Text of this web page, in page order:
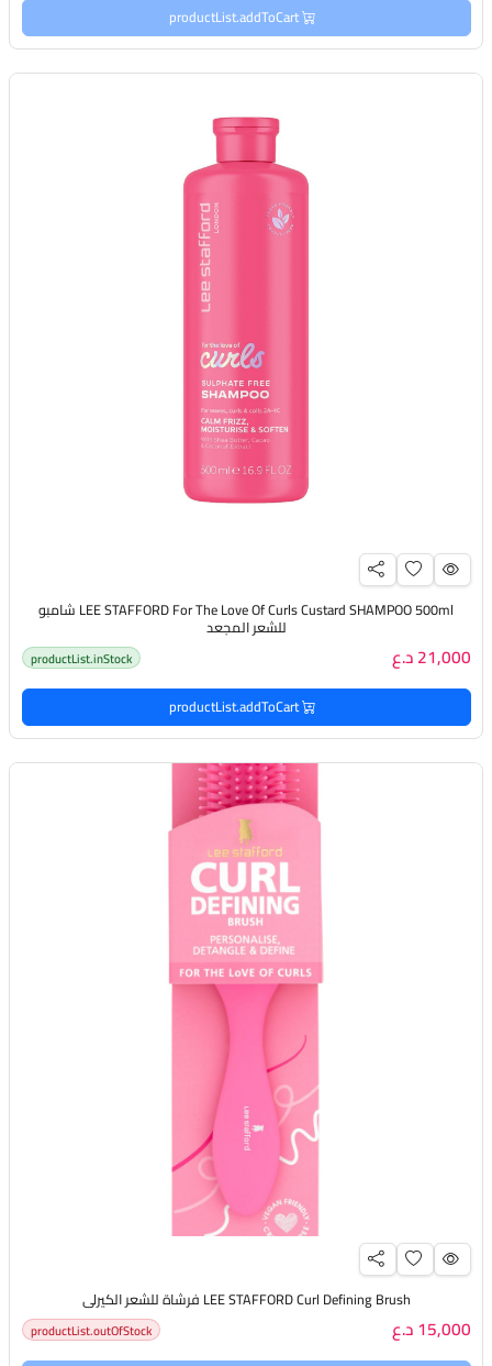
productList.addToCart
LEE STAFFORD For The Love Of Curls Custard SHAMPOO 500ml شامبو
للشعر المجعد
21,000 د.ع productList.inStock
productList.addToCart
LEE STAFFORD Curl Defining Brush فرشاة للشعر الكيرلي
15,000 د.ع productList.outOfStock